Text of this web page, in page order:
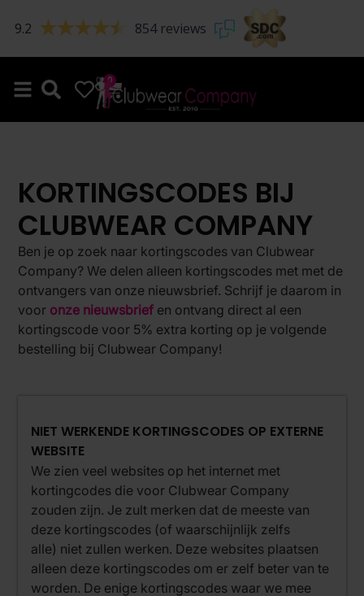
9.2 854 reviews
0 0
KORTINGSCODES BIJ
CLUBWEAR COMPANY
Ben je op zoek naar kortingscodes van Clubwear
Company? We delen alleen kortingscodes met met de
ontvangers van onze nieuwsbrief. Schrijf je daarom in
voor onze nieuwsbrief en ontvang direct al een
kortingscode voor 5% extra korting op je volgende
bestelling bij Clubwear Company!
NIET WERKENDE KORTINGSCODES OP EXTERNE
WEBSITE
We zien veel websites op het internet met
kortingcodes die voor Clubwear Company
zouden zijn. Je zult merken dat de meeste van
deze kortingscodes (of waarschijnlijk zelfs
alle) niet zullen werken. Deze websites plaatsen
alleen deze kortingscodes om er zelf beter van te
worden. De enige kortingscodes waar we mee